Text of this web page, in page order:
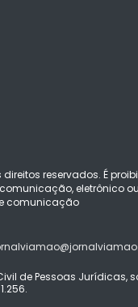
reservados. É
eletrônico
comunicação
de Pessoas Jurídicas,